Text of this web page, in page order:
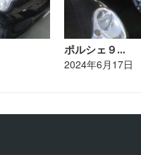
ポルシェ９…
2024年6月17日